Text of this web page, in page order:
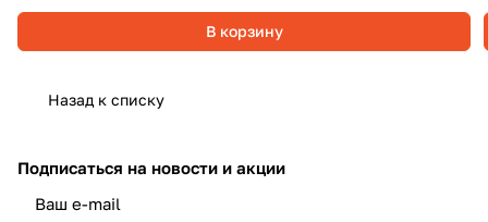
В корзину
Назад к списку
Подписаться на новости и акции